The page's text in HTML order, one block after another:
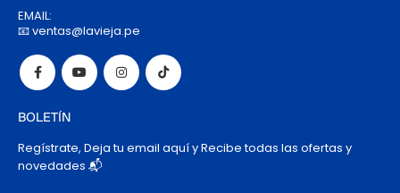
EMAIL:
📧 ventas@lavieja.pe
BOLETÍN
Regístrate, Deja tu email aquí y Recibe todas las ofertas y
novedades 📬